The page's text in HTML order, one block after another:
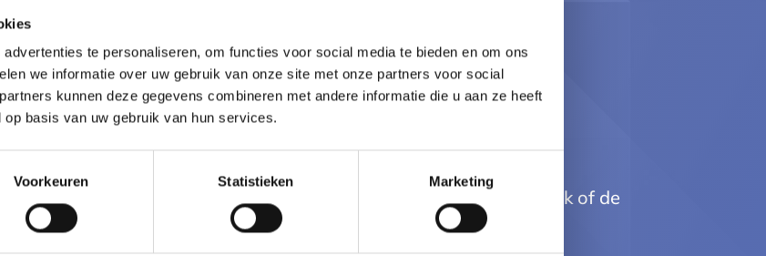
te personaliseren, om functies voor social media te bieden en om ons
we informatie over uw gebruik van onze site met onze partners voor social
kunnen deze gegevens combineren met andere informatie die u aan ze heeft
basis van uw gebruik van hun services.
Voorkeuren Statistieken Marketing
De toekomst in met jouw
zorginstelling?
Vraag dan nu onze gratis demo aan en ontdek of de
Thuiszorgplanner voldoet aan jouw idealen.